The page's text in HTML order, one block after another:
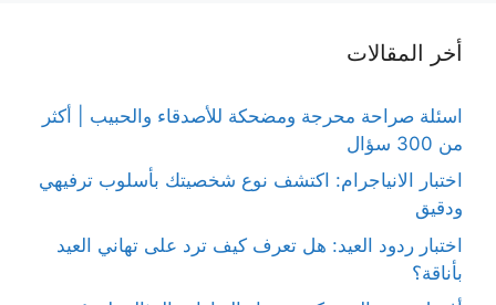
أخر المقالات
اسئلة صراحة محرجة ومضحكة للأصدقاء والحبيب | أكثر
من 300 سؤال
اختبار الانياجرام: اكتشف نوع شخصيتك بأسلوب ترفيهي
ودقيق
اختبار ردود العيد: هل تعرف كيف ترد على تهاني العيد
بأناقة؟